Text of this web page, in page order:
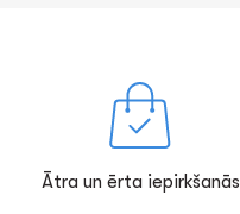
Ātra un ērta iepirkšanās